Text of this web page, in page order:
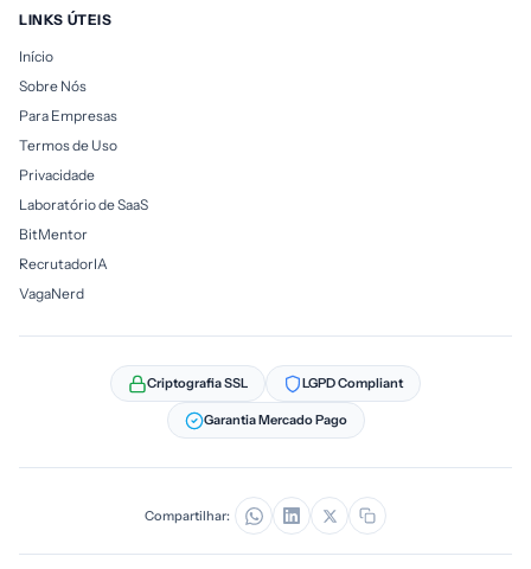
LINKS ÚTEIS
Início
Sobre Nós
Para Empresas
Termos de Uso
Privacidade
Laboratório de SaaS
BitMentor
RecrutadorIA
VagaNerd
Criptografia SSL LGPD Compliant
Garantia Mercado Pago
Compartilhar: